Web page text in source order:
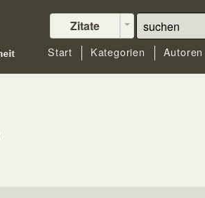
Zitate
Start Kategorien Autoren